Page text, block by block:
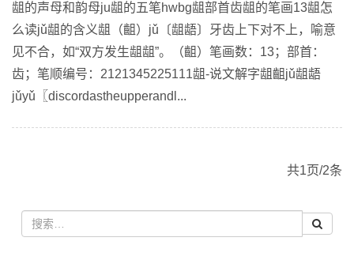
龃的声母和韵母ju龃的五笔hwbg龃部首齿龃的笔画13龃怎
么读jǔ龃的含义龃（齟）jǔ〔龃龉〕牙齿上下对不上，喻意
见不合，如“双方发生龃龃”。（齟）笔画数：13；部首：
齿；笔顺编号：2121345225111龃-说文解字龃齟jǔ龃龉
jǔyǔ〖discordastheupperandl...
共1页/2条